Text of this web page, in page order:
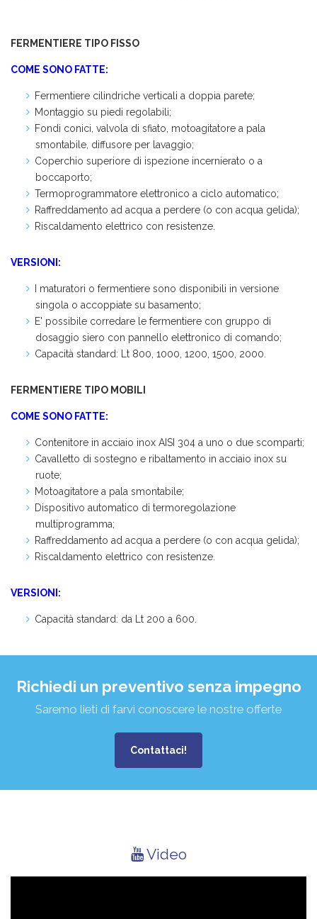
FERMENTIERE TIPO FISSO
COME SONO FATTE:
Fermentiere cilindriche verticali a doppia parete;
Montaggio su piedi regolabili;
Fondi conici, valvola di sfiato, motoagitatore a pala
smontabile, diffusore per lavaggio;
Coperchio superiore di ispezione incernierato o a
boccaporto;
Termoprogrammatore elettronico a ciclo automatico;
Raffreddamento ad acqua a perdere (o con acqua gelida);
Riscaldamento elettrico con resistenze.
VERSIONI:
I maturatori o fermentiere sono disponibili in versione
singola o accoppiate su basamento;
E' possibile corredare le fermentiere con gruppo di
dosaggio siero con pannello elettronico di comando;
Capacità standard: Lt 800, 1000, 1200, 1500, 2000.
FERMENTIERE TIPO MOBILI
COME SONO FATTE:
Contenitore in acciaio inox AISI 304 a uno o due scomparti;
Cavalletto di sostegno e ribaltamento in acciaio inox su
ruote;
Motoagitatore a pala smontabile;
Dispositivo automatico di termoregolazione
multiprogramma;
Raffreddamento ad acqua a perdere (o con acqua gelida);
Riscaldamento elettrico con resistenze.
VERSIONI:
Capacità standard: da Lt 200 a 600.
Richiedi un preventivo senza impegno
Saremo lieti di farvi conoscere le nostre offerte
Contattaci!
Video